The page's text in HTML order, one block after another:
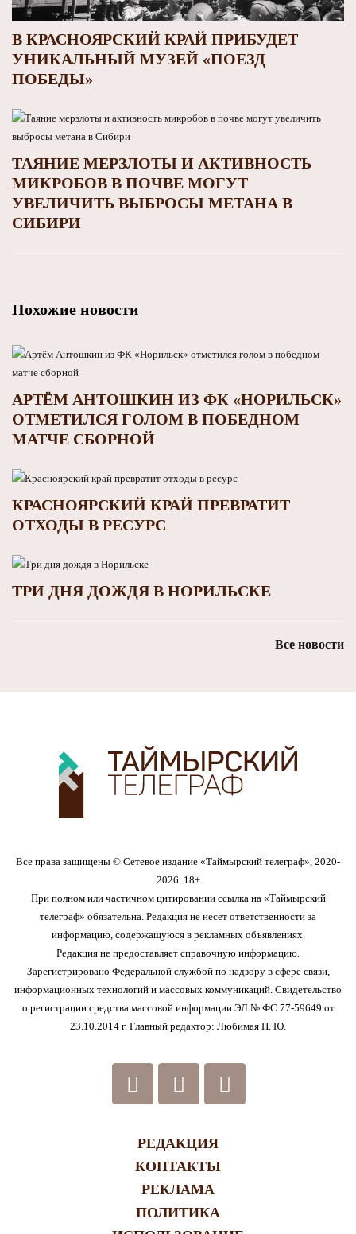
В КРАСНОЯРСКИЙ КРАЙ ПРИБУДЕТ
УНИКАЛЬНЫЙ МУЗЕЙ «ПОЕЗД
ПОБЕДЫ»
ТАЯНИЕ МЕРЗЛОТЫ И АКТИВНОСТЬ
МИКРОБОВ В ПОЧВЕ МОГУТ
УВЕЛИЧИТЬ ВЫБРОСЫ МЕТАНА В
СИБИРИ
Похожие новости
АРТЁМ АНТОШКИН ИЗ ФК «НОРИЛЬСК»
ОТМЕТИЛСЯ ГОЛОМ В ПОБЕДНОМ
МАТЧЕ СБОРНОЙ
КРАСНОЯРСКИЙ КРАЙ ПРЕВРАТИТ
ОТХОДЫ В РЕСУРС
ТРИ ДНЯ ДОЖДЯ В НОРИЛЬСКЕ
Все новости
Все права защищены © Сетевое издание «Таймырский телеграф», 2020-
2026. 18+
При полном или частичном цитировании ссылка на «Таймырский
телеграф» обязательна. Редакция не несет ответственности за
информацию, содержащуюся в рекламных объявлениях.
Редакция не предоставляет справочную информацию.
Зарегистрировано Федеральной службой по надзору в сфере связи,
информационных технологий и массовых коммуникаций. Свидетельство
о регистрации средства массовой информации ЭЛ № ФС 77-59649 от
23.10.2014 г. Главный редактор: Любимая П. Ю.
РЕДАКЦИЯ
КОНТАКТЫ
РЕКЛАМА
ПОЛИТИКА